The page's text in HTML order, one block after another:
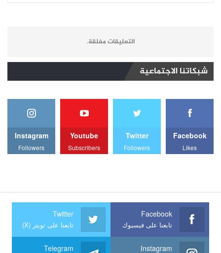
التعليقات مغلقة.
شبكاتنا الاجتماعية
Facebook
Likes
Twitter
Followers
Youtube
Subscribers
Instagram
Followers
Facebook
تابعنا على فيسبوك
Twitter
تابعنا على تويتر (X)
Instagram
Telegram